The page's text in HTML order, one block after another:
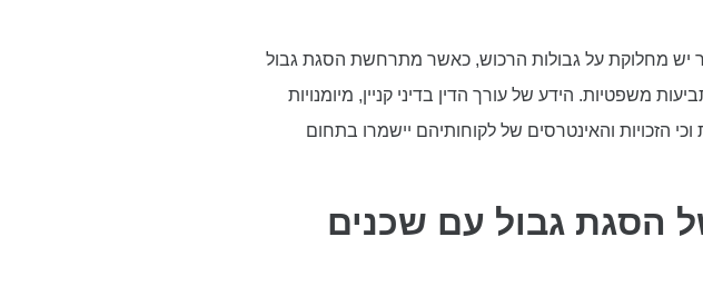
יש מחלוקת על גבולות הרכוש, כאשר מתרחשת הסגת גבול
משפטיות. הידע של עורך הדין בדיני קניין, מיומנויות
הזכויות והאינטרסים של לקוחותיהם יישמרו בתחום
הסגת גבול עם שכנים